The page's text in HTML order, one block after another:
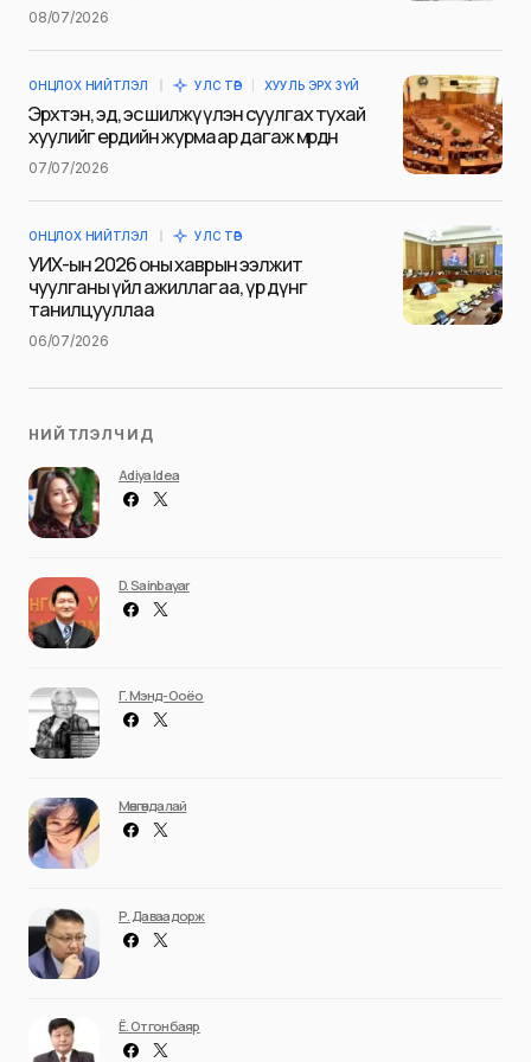
Сэтгэгдэл
time I comment.
Илгээх
08/07/2026
ОНЦЛОХ НИЙТЛЭЛ УЛС ТӨР ХУУЛЬ ЭРХ ЗҮЙ
Эрхтэн, эд, эс шилжүүлэн суулгах тухай
хуулийг ердийн журмаар дагаж мөрдөнө
07/07/2026
ОНЦЛОХ НИЙТЛЭЛ УЛС ТӨР
УИХ-ын 2026 оны хаврын ээлжит
чуулганы үйл ажиллагаа, үр дүнг
танилцууллаа
06/07/2026
НИЙТЛЭЛЧИД
Adiya Idea
D. Sainbayar
Г. Мэнд-Ооёо
Мөнгөндалай
Р. Даваадорж
Ё. Отгонбаяр